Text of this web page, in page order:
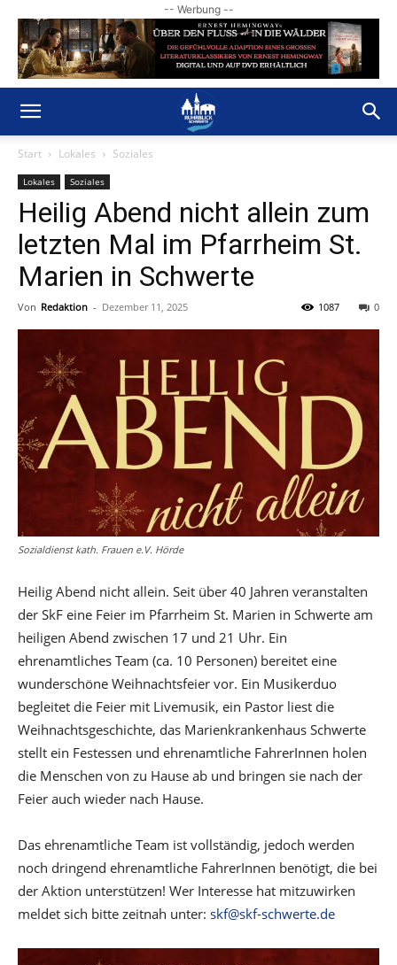
-- Werbung --
Start Lokales Soziales
Lokales Soziales
Heilig Abend nicht allein zum
letzten Mal im Pfarrheim St.
Marien in Schwerte
Von Redaktion - Dezember 11, 2025 0
1087
Sozialdienst kath. Frauen e.V. Hörde
Heilig Abend nicht allein. Seit über 40 Jahren veranstalten
der SkF eine Feier im Pfarrheim St. Marien in Schwerte am
heiligen Abend zwischen 17 und 21 Uhr. Ein
ehrenamtliches Team (ca. 10 Personen) bereitet eine
wunderschöne Weihnachtsfeier vor. Ein Musikerduo
begleitet die Feier mit Livemusik, ein Pastor liest die
Weihnachtsgeschichte, das Marienkrankenhaus Schwerte
stellt ein Festessen und ehrenamtliche FahrerInnen holen
die Menschen von zu Hause ab und bringen sie nach der
Feier auch wieder nach Hause.
Das ehrenamtliche Team ist vollständig, jedoch werden
noch dringend ehrenamtliche FahrerInnen benötigt, die bei
der Aktion unterstützen! Wer Interesse hat mitzuwirken
meldet sich bitte zeitnah unter: skf@skf-schwerte.de